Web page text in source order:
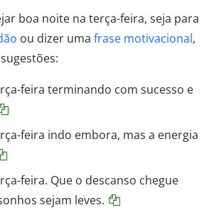
boa noite na terça-feira, seja para
ou dizer uma frase motivacional,
feira terminando com sucesso e
feira indo embora, mas a energia
feira. Que o descanso chegue
sejam leves.